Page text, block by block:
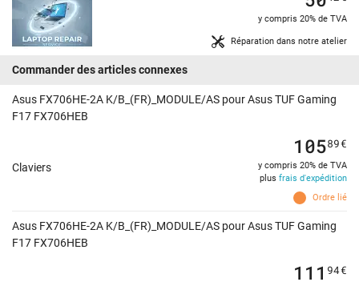
Réparation dans notre atelier
y compris 20% de TVA
Commander des articles connexes
Asus FX706HE-2A K/B_(FR)_MODULE/AS pour Asus TUF Gaming
F17 FX706HEB
Claviers
Ordre lié
10589€
y compris 20% de TVA
plus frais d'expédition
Asus FX706HE-2A K/B_(FR)_MODULE/AS pour Asus TUF Gaming
F17 FX706HEB
111 94€